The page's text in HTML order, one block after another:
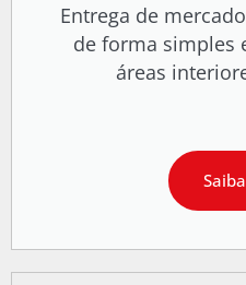
Entrega de
de forma simples
áreas